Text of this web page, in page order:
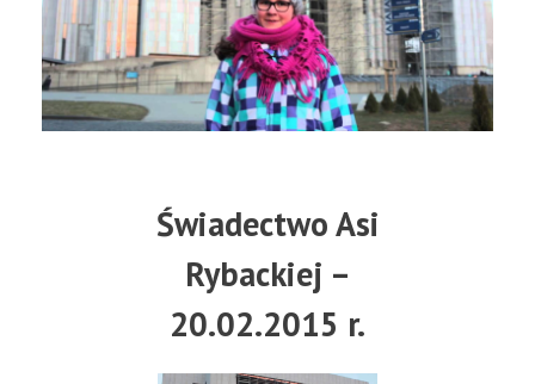
Świadectwo Asi
Rybackiej –
20.02.2015 r.